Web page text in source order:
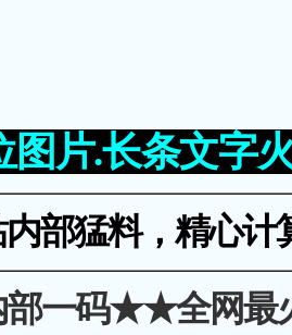
图片.长条文字
部猛料，精心计
部一码★★全网最